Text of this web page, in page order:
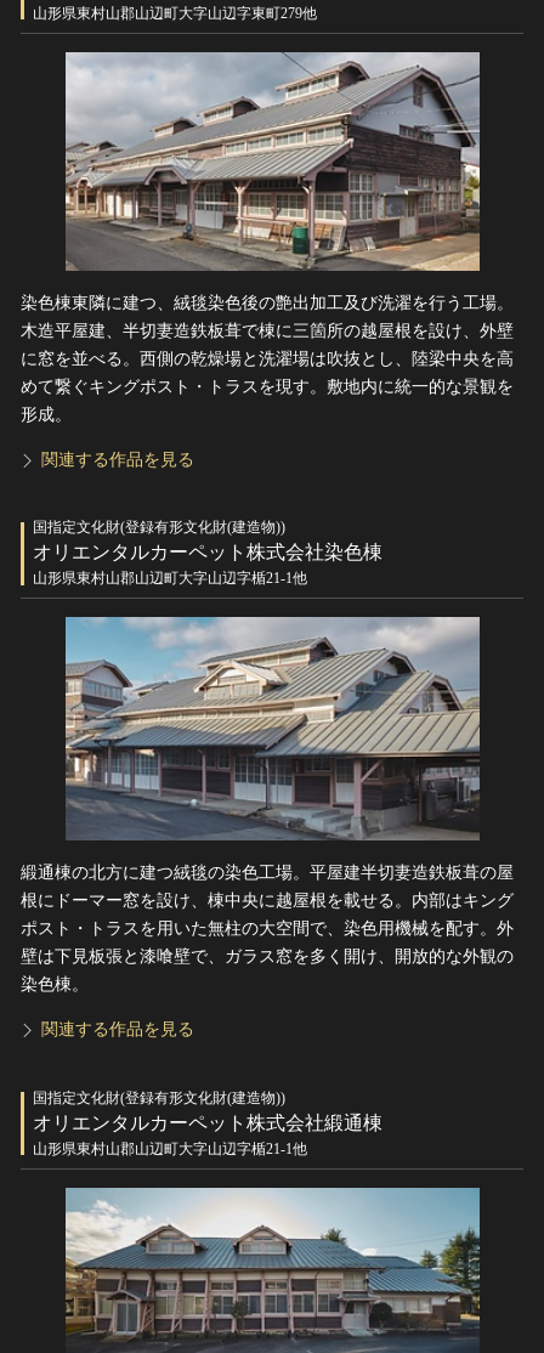
山形県東村山郡山辺町大字山辺字東町279他
染色棟東隣に建つ、絨毯染色後の艶出加工及び洗濯を行う工場。
木造平屋建、半切妻造鉄板葺で棟に三箇所の越屋根を設け、外壁
に窓を並べる。西側の乾燥場と洗濯場は吹抜とし、陸梁中央を高
めて繋ぐキングポスト・トラスを現す。敷地内に統一的な景観を
形成。
関連する作品を見る
国指定文化財(登録有形文化財(建造物))
オリエンタルカーペット株式会社染色棟
山形県東村山郡山辺町大字山辺字楯21-1他
緞通棟の北方に建つ絨毯の染色工場。平屋建半切妻造鉄板葺の屋
根にドーマー窓を設け、棟中央に越屋根を載せる。内部はキング
ポスト・トラスを用いた無柱の大空間で、染色用機械を配す。外
壁は下見板張と漆喰壁で、ガラス窓を多く開け、開放的な外観の
染色棟。
関連する作品を見る
国指定文化財(登録有形文化財(建造物))
オリエンタルカーペット株式会社緞通棟
山形県東村山郡山辺町大字山辺字楯21-1他